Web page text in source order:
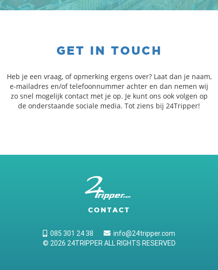
GET IN TOUCH
Heb je een vraag, of opmerking ergens over? Laat dan je naam,
e-mailadres en/of telefoonnummer achter en dan nemen wij
zo snel mogelijk contact met je op. Je kunt ons ook volgen op
de onderstaande sociale media. Tot ziens bij 24Tripper!
CONTACT
085 301 24 38
info@24tripper.com
© 2026 24TRIPPER ALL RIGHTS RESERVED